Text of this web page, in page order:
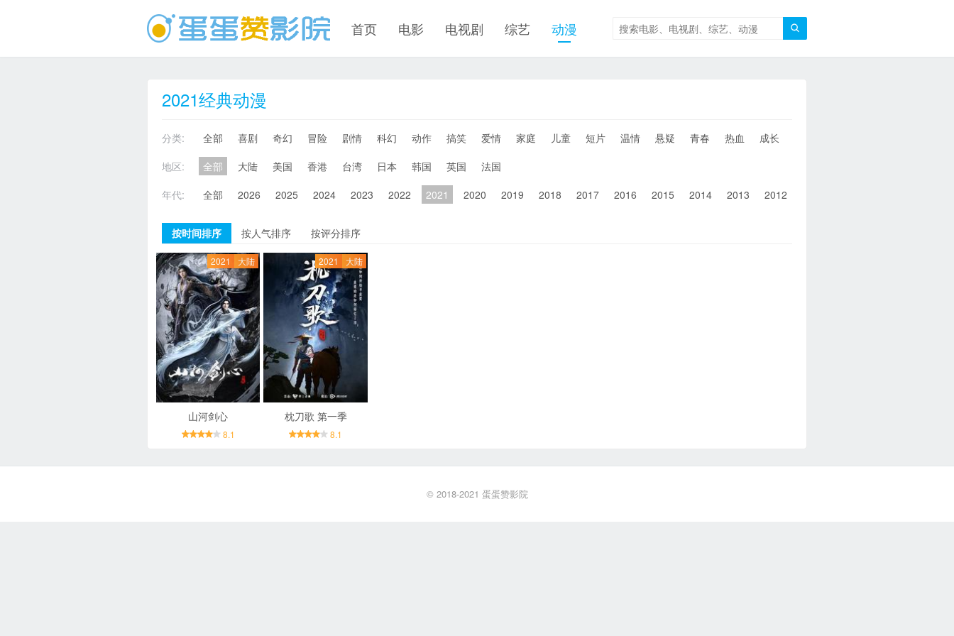

首页 电影 电视剧 综艺 动漫
2021经典动漫
分类: 全部 喜剧 奇幻 冒险 剧情 科幻 动作 搞笑 爱情 家庭 儿童 短片 温情 悬疑 青春 热血 成长
地区:
全部 大陆 美国 香港 台湾 日本 韩国 英国
法国
年代:
全部 2026 2025 2024 2023 2022 2021 2020 2019 2018 2017 2016 2015 2014 2013 2012
按时间排序 按人气排序 按评分排序
2021 大陆
山河剑心
8.1
2021 大陆
枕刀歌 第一季
8.1
© 2018-2021 蛋蛋赞影院